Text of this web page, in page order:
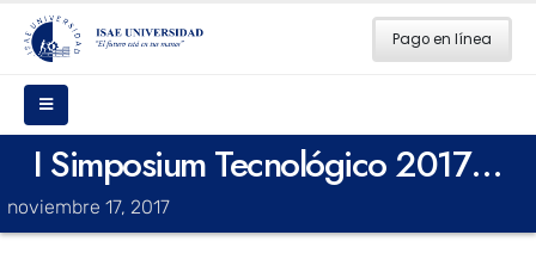
Pago en línea
I Simposium Tecnológico 2017…
noviembre 17, 2017